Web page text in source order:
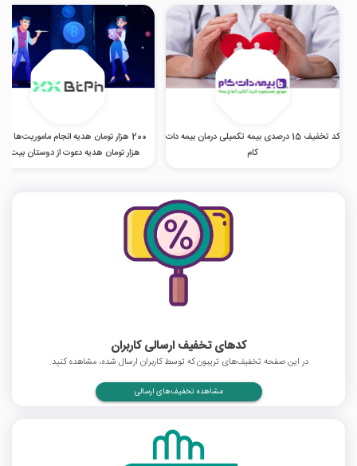
کد تخفیف 15 درصدی بیمه تکمیلی درمان بیمه دات
کام
هزار تومان هدیه دعوت از دوستان بیت
کدهای تخفیف ارسالی کاربران
در این صفحه تخفیف‌های تریبون که توسط کاربران ارسال شده، مشاهده کنید.
مشاهده تخفیف‌های ارسالی